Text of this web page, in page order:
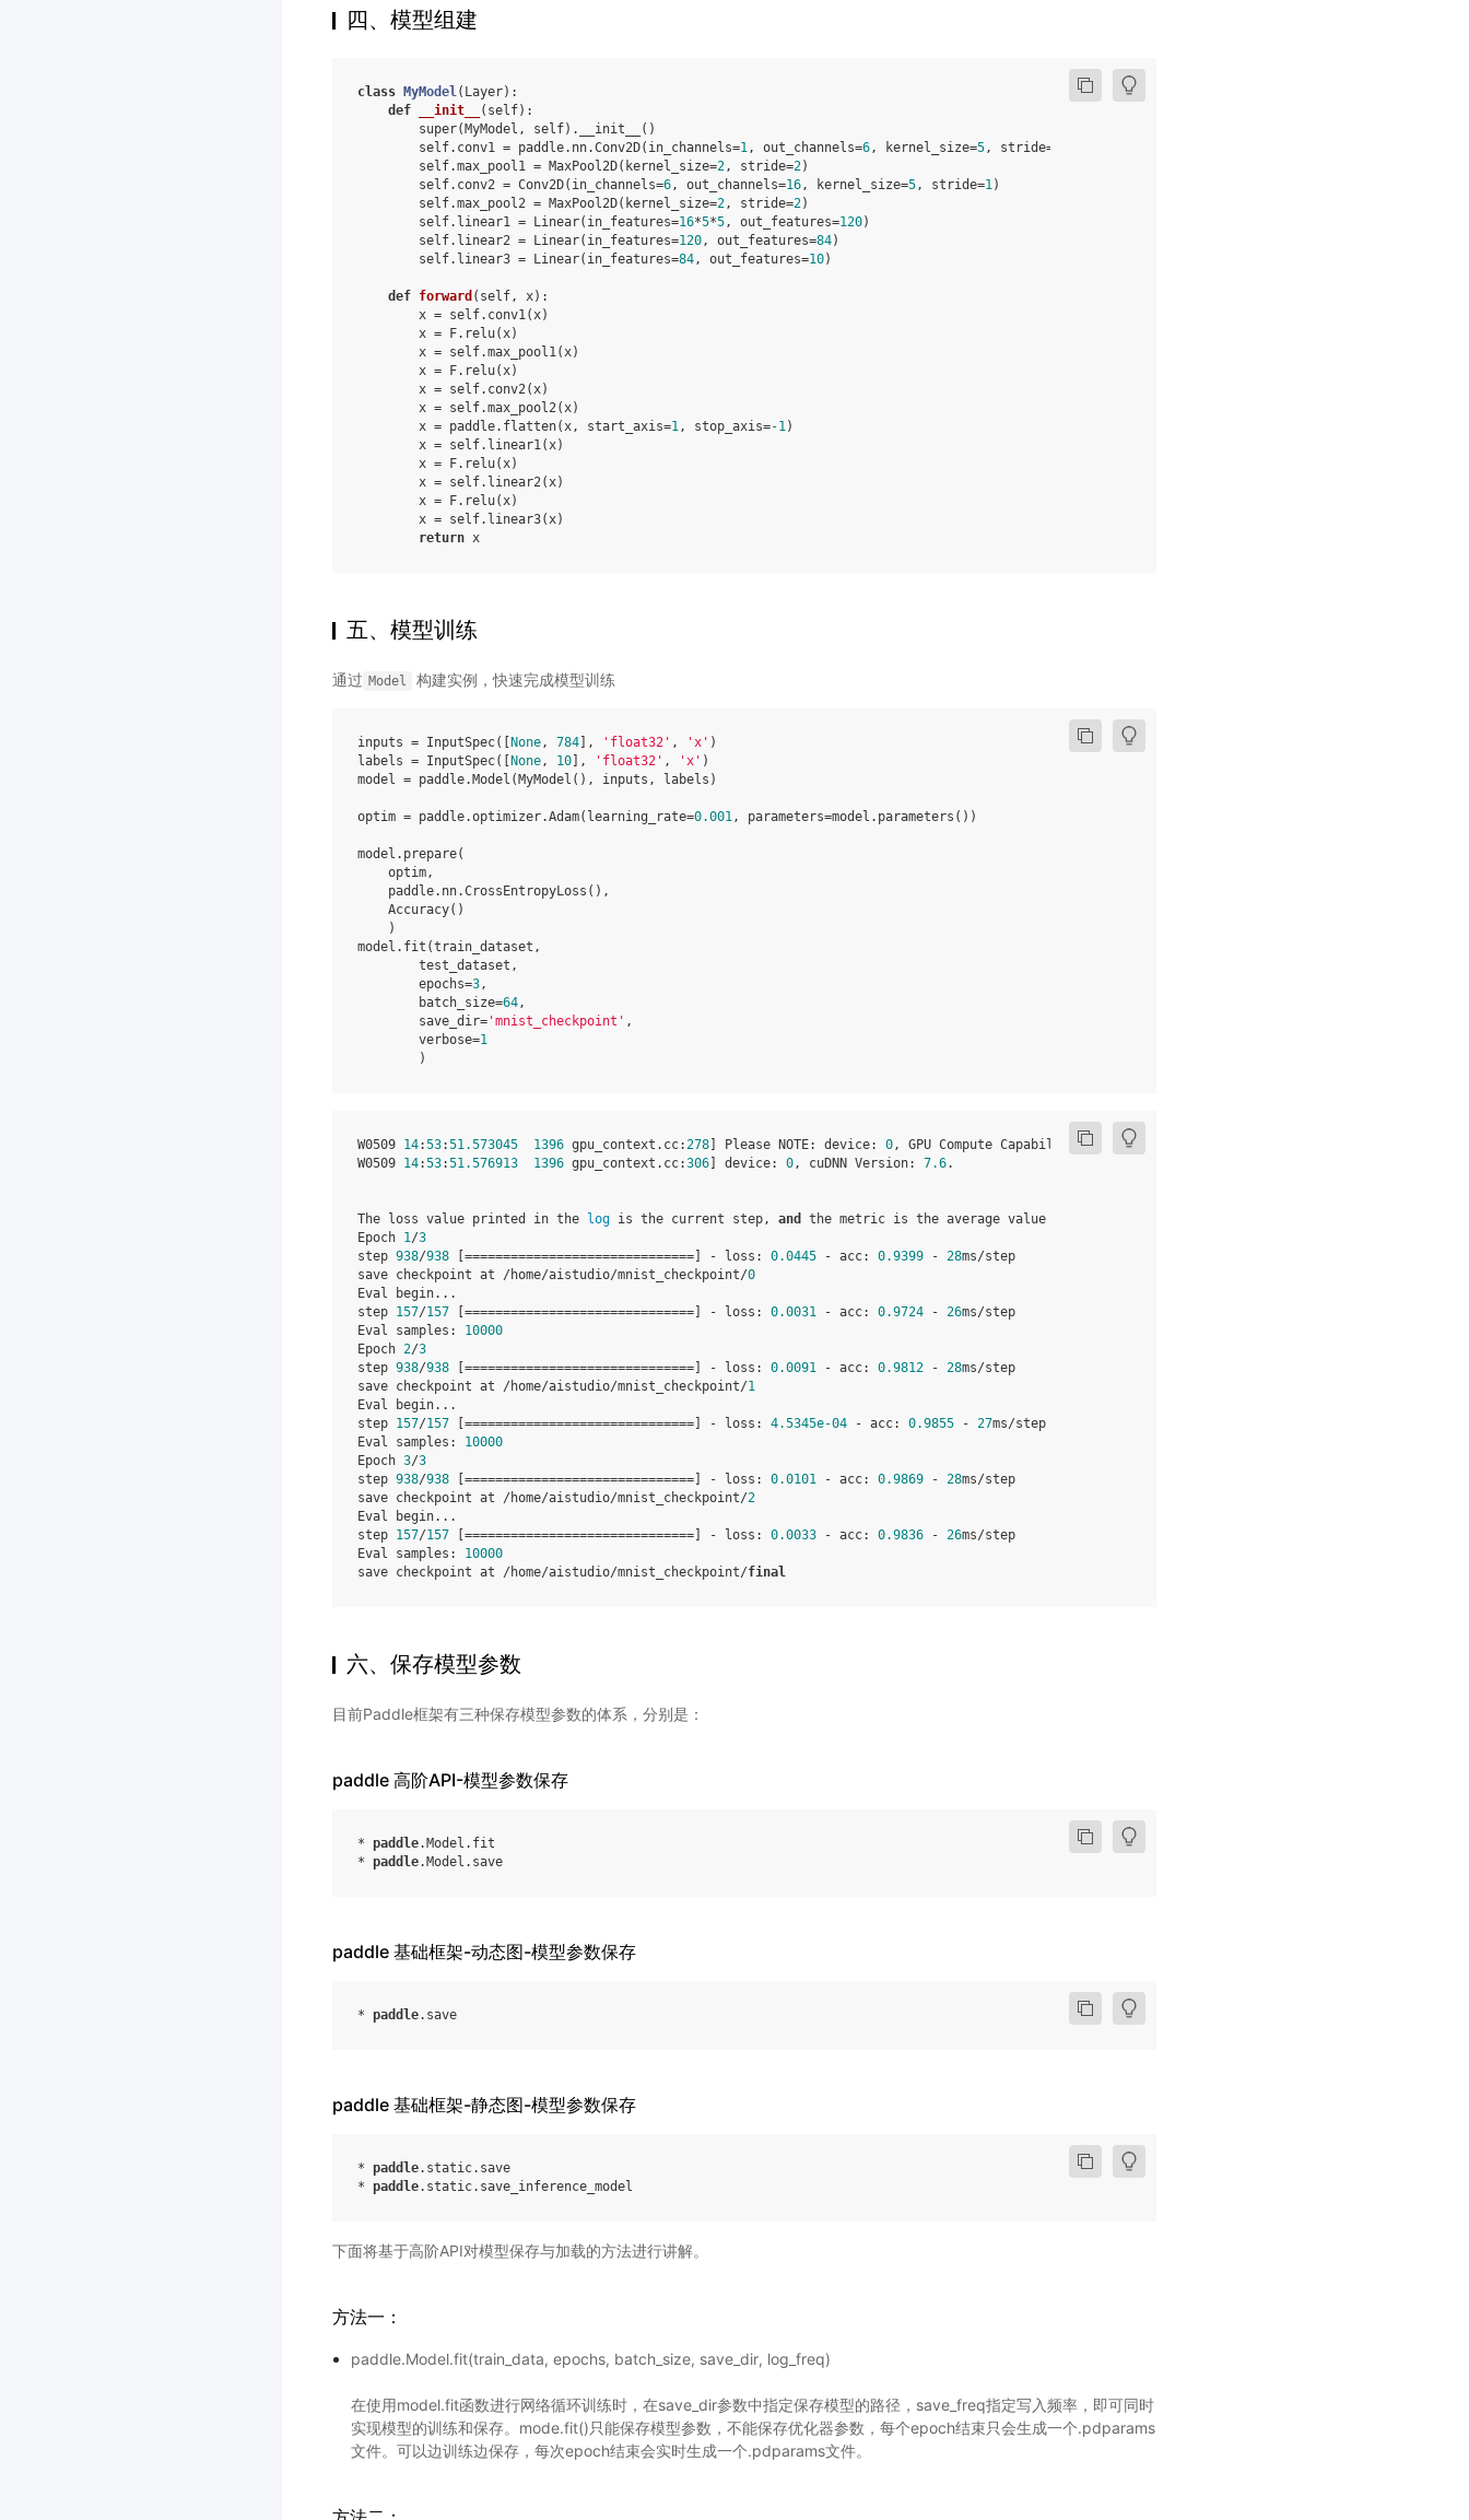
四、模型组建
class MyModel( Layer):
def
__init__ ( self):
super( MyModel , self) . __init__
()
self. conv1 = paddle. nn.Conv2D( in_channels=1, out_channels=6, kernel_size=5, stride=
self.max_pool1 = MaxPool2D( kernel_size=2, stride=2)
self. conv2 = Conv2D( in_channels=6, out_channels=16, kernel_size=5, stride=1)
self.max_pool2 = MaxPool2D( kernel_size=2, stride=2)
self. linear1 = Linear( in_features=16*5*5, out_features=120)
self. linear2 = Linear( in_features=120, out_features=84)
self. linear3 = Linear( in_features=84, out_features=10)
def forward ( self, x):
x = self. conv1(x)
x = F. relu(x)
x = self.max_pool1(x)
x = F. relu(x)
x = self. conv2(x)
x = self.max_pool2(x)
x = paddle. flatten(x, start_axis=1, stop_axis=-1)
x = self. linear1(x)
x = F. relu(x)
x = self. linear2(x)
x = F. relu(x)
x = self. linear3(x)
return x
五、模型训练
通过 Model 构建实例，快速完成模型训练
inputs = InputSpec([ None, 784 ], 'float32' , 'x' )
labels = InputSpec([ None, 10 ], 'float32' , 'x' )
model = paddle. Model ( MyModel (), inputs , labels )
optim = paddle.optimizer.Adam( learning_rate=0.001, parameters=model . parameters ())
model . prepare(
optim,
paddle. nn.CrossEntropyLoss (),
Accuracy()
)
model . fit (train_dataset ,
test_dataset ,
epochs=3,
batch_size=64,
save_dir= 'mnist_checkpoint' ,
verbose=1
)
W0509 14:53:51.573045 1396 gpu_context . cc:278 Please NOTE: device: 0, GPU Compute Capability : 7.0 Driver
W0509 14:53:51.576913 1396 gpu_context . cc:306 device: 0, cuDNN Version: 7.6.
The loss value printed in the log is the current step, and the metric is the average value
Epoch 1/3
step 938/938 ============================== - loss : 0.0445 - acc: 0.9399 - 28ms/step
save checkpoint at /home/aistudio/mnist_checkpoint/0
Eval
begin...
step 157/157 ============================== - loss : 0.0031 - acc: 0.9724 - 26ms/step
Eval
samples :
10000
Epoch 2/3
step 938/938 ============================== - loss : 0.0091 - acc: 0.9812 - 28ms/step
save checkpoint at /home/aistudio/mnist_checkpoint/1
Eval
begin...
step 157/157 ============================== - loss : 4.5345e-04 - acc: 0.9855 - 27ms/step
Eval
samples :
10000
Epoch 3/3
step 938/938 ============================== - loss : 0.0101 - acc: 0.9869 - 28ms/step
save checkpoint at /home/aistudio/mnist_checkpoint/2
Eval
begin...
step 157/157 ============================== - loss : 0.0033 - acc: 0.9836 - 26ms/step
Eval
samples :
10000
save checkpoint at /home/aistudio/mnist_checkpoint/final
六、保存模型参数
目前Paddle框架有三种保存模型参数的体系，分别是：
paddle 高阶API-模型参数保存
* paddle. Model . fit
* paddle. Model . save
paddle 基础框架-动态图-模型参数保存
* paddle. save
paddle 基础框架-静态图-模型参数保存
* paddle. static. save
* paddle. static. save_inference_model
下面将基于高阶API对模型保存与加载的方法进行讲解。
方法一：
paddle.Model.fit(train_data, epochs, batch_size, save_dir, log_freq)
在使用model.fit函数进行网络循环训练时，在save_dir参数中指定保存模型的路径，save_freq指定写入频率，即可同时
实现模型的训练和保存。mode.fit()只能保存模型参数，不能保存优化器参数，每个epoch结束只会生成一个.pdparams
文件。可以边训练边保存，每次epoch结束会实时生成一个.pdparams文件。